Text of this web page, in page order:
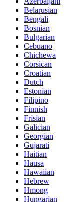
Belarusian
Bengali
Bosnian
Bulgarian
Cebuano
Chichewa
Corsican
Croatian
Dutch
Estonian
Filipino
Finnish
Frisian
Galician
Georgian
Gujarati
Haitian
Hausa
Hawaiian
Hebrew
Hmong
Hungarian